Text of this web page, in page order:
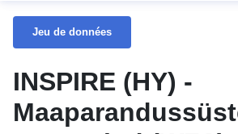
Jeu de données
INSPIRE (HY) -